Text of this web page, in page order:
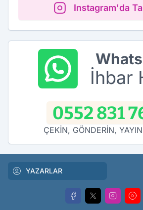
Instagram'da
İhbar
0552 831
ÇEKİN, GÖNDERİN,
YAZARLAR